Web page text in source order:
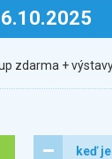
zdarma +
keď